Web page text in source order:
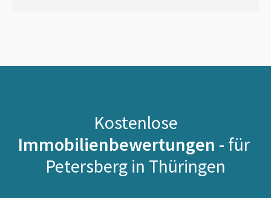
Kostenlose
Immobilienbewertungen - für
Petersberg in Thüringen